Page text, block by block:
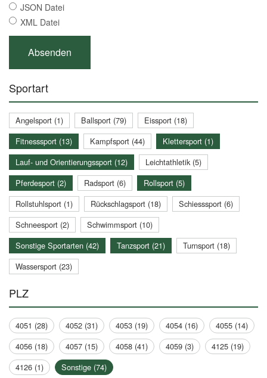
JSON Datei
XML Datei
Sportart
Angelsport (1) Ballsport (79)
Eissport (18)
Fitnesssport (13)
Kampfsport (44)
Klettersport (1)
Lauf- und Orientierungssport (12)
Leichtathletik (5)
Pferdesport (2)
Radsport (6)
Rollsport (5)
Rollstuhlsport (1)
Rückschlagsport (18)
Schiesssport (6)
Schneesport (2)
Schwimmsport (10)
Sonstige Sportarten (42)
Tanzsport (21)
Turnsport (18)
Wassersport (23)
PLZ
4051 (28) 4052 (31) 4053 (19) 4054 (16)
4055 (14)
4056 (18)
4057 (15) 4058 (41) 4059 (3)
4125 (19)
4126 (1)
Sonstige (74)